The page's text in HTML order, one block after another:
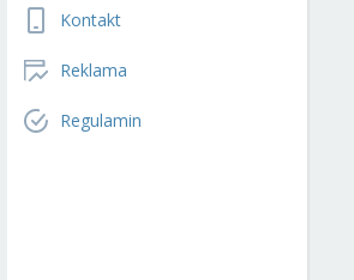
Kontakt
Reklama
Regulamin